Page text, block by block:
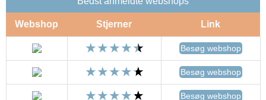
Webshop Stjerner Link
Besøg webshop
Besøg webshop
Besøg webshop